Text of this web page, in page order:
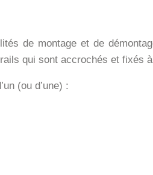
de montage et de
qui sont accrochés et fixés
(ou d’une) :